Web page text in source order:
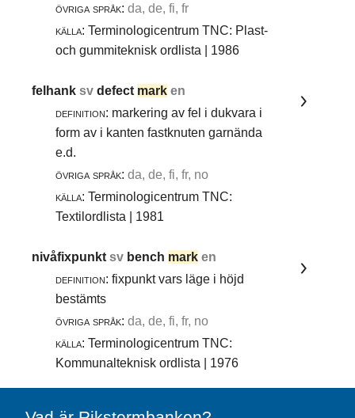
övriga språk: da, de, fi, fr
källa: Terminologicentrum TNC: Plast-
och gummiteknisk ordlista | 1986
felhanksvdefect mark en
definition: markering av fel i dukvara i
form av i kanten fastknuten garnända
e.d.
övriga språk: da, de, fi, fr, no
källa: Terminologicentrum TNC:
Textilordlista | 1981
nivåfixpunktsv bench mark en
definition: fixpunkt vars läge i höjd
bestämts
övriga språk: da, de, fi, fr, no
källa: Terminologicentrum TNC:
Kommunalteknisk ordlista | 1976